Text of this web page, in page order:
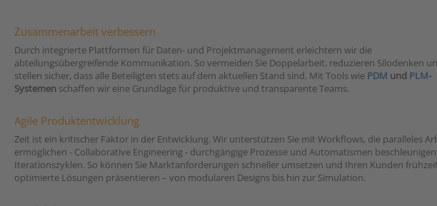
Zusammenarbeit verbessern
Durch integrierte Plattformen für Daten- und Projektmanagement erleichtern wir die
abteilungsübergreifende Kommunikation. So vermeiden Sie Doppelarbeit, reduzieren Silodenken
stellen sicher, dass alle Beteiligten stets auf dem aktuellen Stand sind. Mit Tools wie PDM und PLM-
Systemen schaffen wir eine Grundlage für produktive und transparente Teams.
Agile Produktentwicklung
Zeit ist ein kritischer Faktor in der Entwicklung. Wir unterstützen Sie mit Workflows, die paralleles
ermöglichen - Collaborative Engineering - durchgängige Prozesse und Automatismen
Iterationszyklen. So können Sie Marktanforderungen schneller umsetzen und Ihren Kunden
optimierte Lösungen präsentieren – von modularen Designs bis hin zur Simulation.